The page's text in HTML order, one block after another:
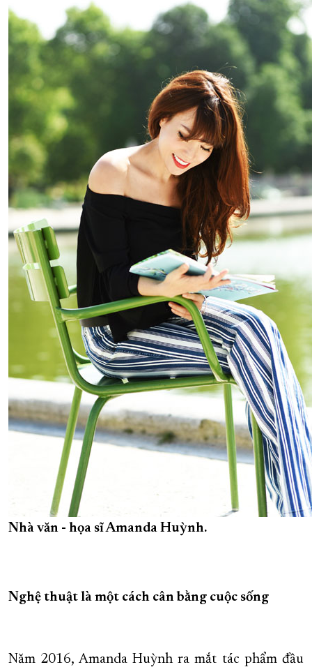
Nhà văn - họa sĩ Amanda Huỳnh.
Nghệ thuật là một cách cân bằng cuộc sống
Năm 2016, Amanda Huỳnh ra mắt tác phẩm đầu